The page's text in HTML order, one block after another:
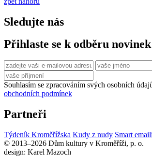
Sledujte nás
Přihlaste se k odběru novinek
Souhlasím se zpracováním svých osobních
obchodních podmínek
Partneři
Týdeník Kroměřížska Kudy z nudy Smart
© 2013–2026 Dům kultury v Kroměříži, p. o.
design: Karel Mazoch